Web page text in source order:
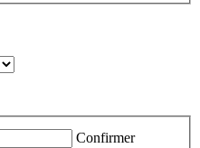
Confirmer